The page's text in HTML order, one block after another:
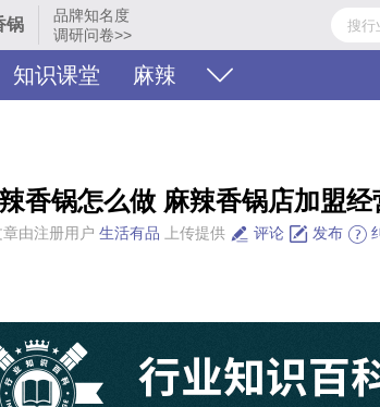
锅
品牌知名度
调研问卷>>
知识课堂 麻辣
香锅怎么做 麻辣香锅店加盟
由注册用户 生活有品 上传提供 评论 发布